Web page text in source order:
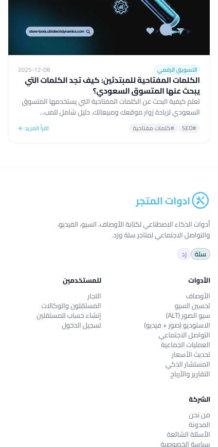
التسويق الرقمي 2025-12-08
الكلمات المفتاحية للمبتدئين: كيف تجد الكلمات التي
يبحث عنها المتسوق السعودي؟
تعلم كيفية البحث عن الكلمات المفتاحية التي يستخدمها المتسوق
السعودي لزيادة زوار موقعك ومبيعاتك. دليل شامل للمب...
#SEO #كلمات مفتاحية اقرأ المزيد ←
أدوات الذكاء الاصطناعي لكتابة الأوصاف، السيو، الفيديو،
والتواصل الاجتماعي لمتاجر سلة وزد.
سلة
زد
الأدوات
الأوصاف
تحسين السيو
سيو الصور (ALT)
الاستوديو (صور + فيديو)
التواصل الاجتماعي
العمليات الجماعية
تحديث الأسعار
المستشار الذكي
التقارير والأرباح
للمستخدمين
التجار
المستقلون والوكالات
إنشاء حساب للمستقلين
تسجيل الدخول
الشركة
من نحن
المدونة
الأسئلة الشائعة
سياسة الخصوصية